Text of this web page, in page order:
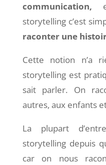
communication,
storytelling c’est
raconter une
Cette notion n’a
storytelling est
sait parler. On
autres, aux enfants
La plupart
storytelling depuis
car on nous